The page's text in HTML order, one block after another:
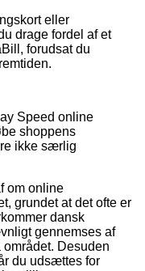
eller
drage fordel af et
forudsat du
Speed online
shoppens
ikke særlig
om online
grundet at det ofte er
dansk
gennemses af
Desuden
du udsættes for